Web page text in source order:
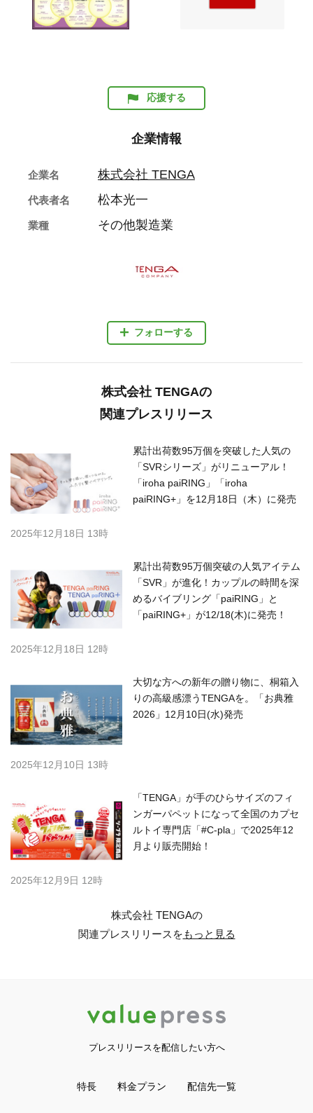
応援する
企業情報
フォローする
企業名 株式会社 TENGA
代表者名 松本光一
業種 その他製造業
株式会社 TENGAの
関連プレスリリース
累計出荷数95万個を突破した人気の
「SVRシリーズ」がリニューアル！
「iroha paiRING」「iroha
paiRING+」を12月18日（木）に発売
2025年12月18日 13時
累計出荷数95万個突破の⼈気アイテム
「SVR」が進化！カップルの時間を深
めるバイブリング「paiRING」と
「paiRING+」が12/18(木)に発売！
2025年12月18日 12時
大切な方への新年の贈り物に、桐箱入
りの高級感漂うTENGAを。「お典雅
2026」12月10日(水)発売
2025年12月10日 13時
「TENGA」が手のひらサイズのフィ
ンガーパペットになって全国のカプセ
ルトイ専門店「#C-pla」で2025年12
月より販売開始！
2025年12月9日 12時
株式会社 TENGAの
関連プレスリリースをもっと見る
プレスリリースを配信したい方へ
特長 料金プラン 配信先一覧